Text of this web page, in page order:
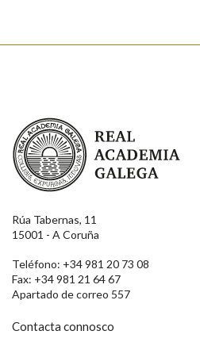
Real Academia Galega
Rúa Tabernas, 11
15001 - A Coruña
Teléfono: +34 981 20 73 08
Fax: +34 981 21 64 67
Apartado de correo 557
Contacta connosco